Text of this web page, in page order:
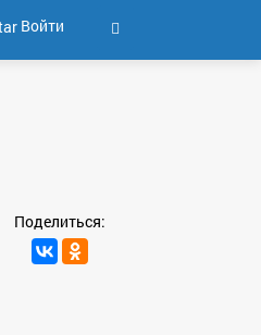
Войти
Поделиться: